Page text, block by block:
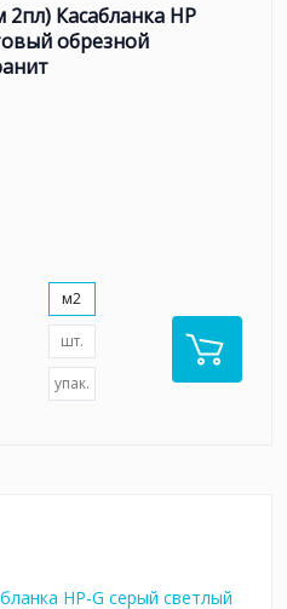
2пл) Касабланка HP
обрезной
м2
шт.
упак.